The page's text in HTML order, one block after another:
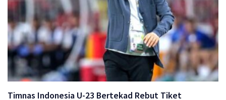
Timnas Indonesia U-23 Bertekad Rebut Tiket